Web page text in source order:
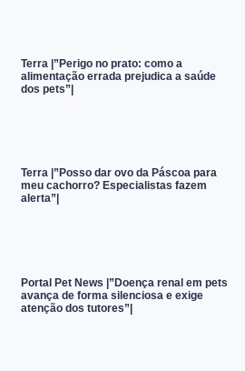
Terra |”Perigo no prato: como a
alimentação errada prejudica a saúde
dos pets”|
Terra |”Posso dar ovo da Páscoa para
meu cachorro? Especialistas fazem
alerta”|
Portal Pet News |”Doença renal em pets
avança de forma silenciosa e exige
atenção dos tutores”|